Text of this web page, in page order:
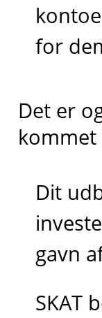
for
Det er
kommet
Dit
gavn
SKAT